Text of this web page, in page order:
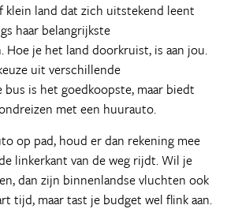
klein land dat zich uitstekend leent
haar belangrijkste
Hoe je het land doorkruist, is aan jou.
uit verschillende
bus is het goedkoopste, maar biedt
met een huurauto.
op pad, houd er dan rekening mee
linkerkant van de weg rijdt. Wil je
dan zijn binnenlandse vluchten ook
tijd, maar tast je budget wel flink aan.